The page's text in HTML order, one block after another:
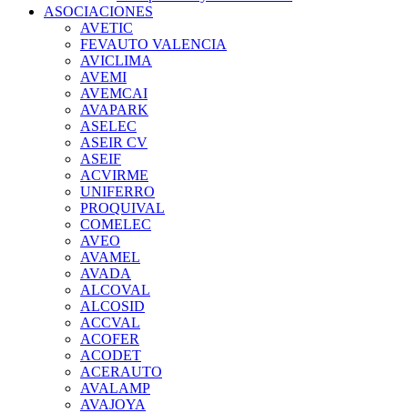
ASOCIACIONES
AVETIC
FEVAUTO VALENCIA
AVICLIMA
AVEMI
AVEMCAI
AVAPARK
ASELEC
ASEIR CV
ASEIF
ACVIRME
UNIFERRO
PROQUIVAL
COMELEC
AVEO
AVAMEL
AVADA
ALCOVAL
ALCOSID
ACCVAL
ACOFER
ACODET
ACERAUTO
AVALAMP
AVAJOYA